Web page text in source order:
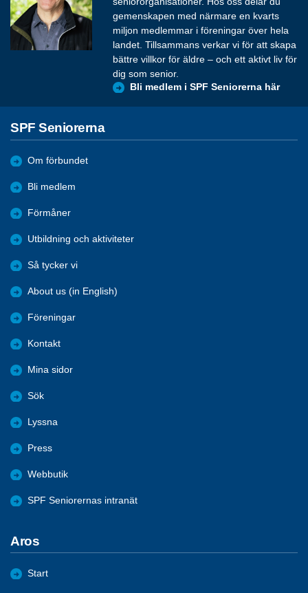
gemenskapen med närmare en kvarts
miljon medlemmar i föreningar över hela
landet. Tillsammans verkar vi för att skapa
bättre villkor för äldre – och ett aktivt liv för
dig som senior.
Bli medlem i SPF Seniorerna här
SPF Seniorerna
Om förbundet
Bli medlem
Förmåner
Utbildning och aktiviteter
Så tycker vi
About us (in English)
Föreningar
Kontakt
Mina sidor
Sök
Lyssna
Press
Webbutik
SPF Seniorernas intranät
Aros
Start